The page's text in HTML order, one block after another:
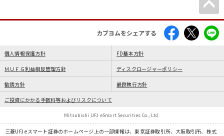
カブヨムをシェアする
個人情報保護方針 FD基本方針
ＭＵＦＧ利益相反管理方針 ディスクロージャーポリシー
勧誘方針 最良執行方針
ご投資にかかる手数料等およびリスクについて
Mitsubishi UFJ eSmart Securities Co., Ltd.
三菱UFJ eスマート証券のホームページ上の一部情報は、東京証券取引所、大阪取引所、株式